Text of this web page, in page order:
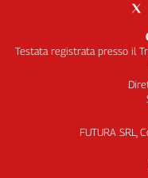
Testata registrata presso il
FUTURA SRL,